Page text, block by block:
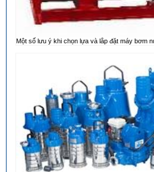
Một số lưu ý khi chọn lựa và lắp đặt máy bơm